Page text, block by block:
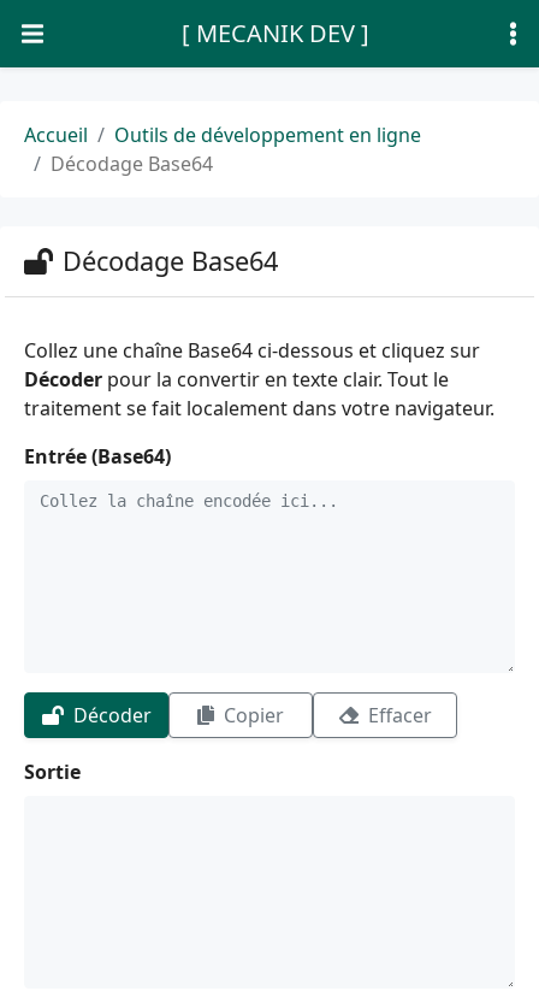
[ MECANIK DEV ]
Accueil
Outils de développement en ligne
Décodage Base64
Décodage Base64
Collez une chaîne Base64 ci-dessous et cliquez sur
Décoder pour la convertir en texte clair. Tout le
traitement se fait localement dans votre navigateur.
Entrée (Base64)
Décoder Copier Effacer
Sortie